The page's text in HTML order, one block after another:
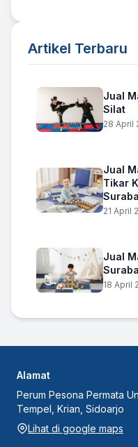
Artikel Terbaru
Jual
Silat
28 April
Jual
Tikar
21 April
Jual
18 April
Alamat
Perum Pesona Permata
Tempel, Krian, Sidoarjo
Lihat di google maps